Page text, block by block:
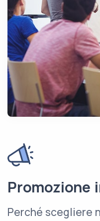
Promozione
Perché scegliere